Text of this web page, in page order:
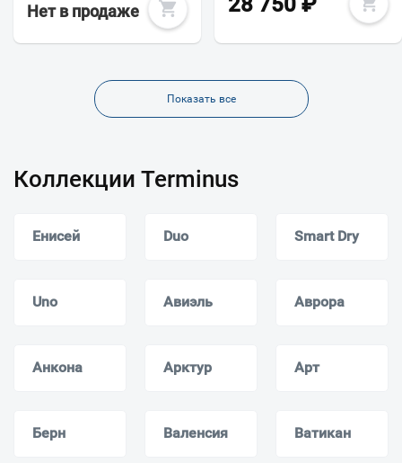
Нет в продаже
Показать все
Коллекции Terminus
Енисей Duo Smart Dry
Uno Авиэль Аврора
Анкона Арктур Арт
Берн Валенсия Ватикан